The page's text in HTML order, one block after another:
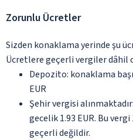
Zorunlu Ücretler
Sizden konaklama yerinde şu
Ücretlere geçerli vergiler dâhil
Depozito: konaklama
EUR
Şehir vergisi
gecelik 1.93 EUR. Bu
geçerli değildir.